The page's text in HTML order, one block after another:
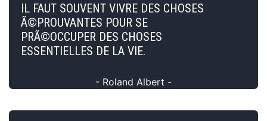
IL FAUT SOUVENT VIVRE DES CHOSES
Ã©PROUVANTES POUR SE
PRÃ©OCCUPER DES CHOSES
ESSENTIELLES DE LA VIE.
- Roland Albert -